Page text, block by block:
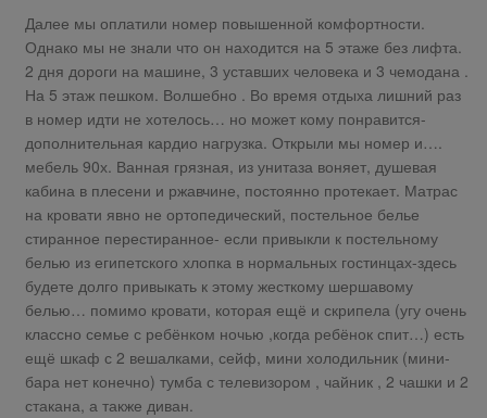
Далее мы оплатили номер повышенной комфортности.
Однако мы не знали что он находится на 5 этаже без лифта.
2 дня дороги на машине, 3 уставших человека и 3 чемодана .
На 5 этаж пешком. Волшебно . Во время отдыха лишний раз
в номер идти не хотелось… но может кому понравится-
дополнительная кардио нагрузка. Открыли мы номер и….
мебель 90х. Ванная грязная, из унитаза воняет, душевая
кабина в плесени и ржавчине, постоянно протекает. Матрас
на кровати явно не ортопедический, постельное белье
стиранное перестиранное- если привыкли к постельному
белью из египетского хлопка в нормальных гостинцах-здесь
будете долго привыкать к этому жесткому шершавому
белью… помимо кровати, которая ещё и скрипела (угу очень
классно семье с ребёнком ночью ,когда ребёнок спит…) есть
ещё шкаф с 2 вешалками, сейф, мини холодильник (мини-
бара нет конечно) тумба с телевизором , чайник , 2 чашки и 2
стакана, а также диван.